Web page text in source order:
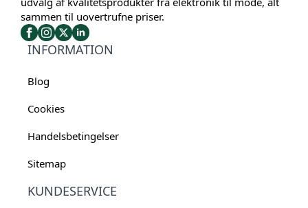
sammen til uovertrufne priser.
INFORMATION
Blog
Cookies
Handelsbetingelser
Sitemap
KUNDESERVICE